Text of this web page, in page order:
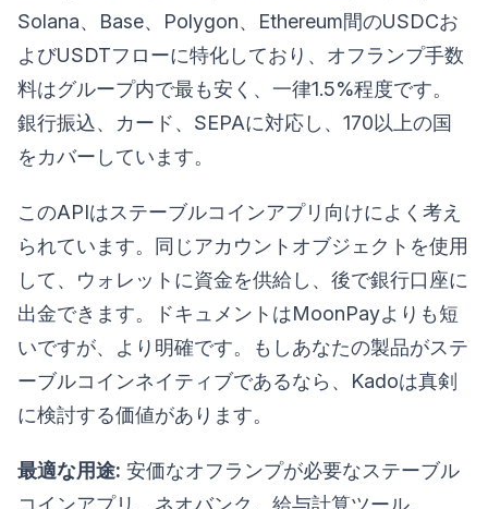
Solana、Base、Polygon、Ethereum間のUSDCお
よびUSDTフローに特化しており、オフランプ手数
料はグループ内で最も安く、一律1.5%程度です。
銀行振込、カード、SEPAに対応し、170以上の国
をカバーしています。
このAPIはステーブルコインアプリ向けによく考え
られています。同じアカウントオブジェクトを使用
して、ウォレットに資金を供給し、後で銀行口座に
出金できます。ドキュメントはMoonPayよりも短
いですが、より明確です。もしあなたの製品がステ
ーブルコインネイティブであるなら、Kadoは真剣
に検討する価値があります。
最適な用途: 安価なオフランプが必要なステーブル
コインアプリ、ネオバンク、給与計算ツール。